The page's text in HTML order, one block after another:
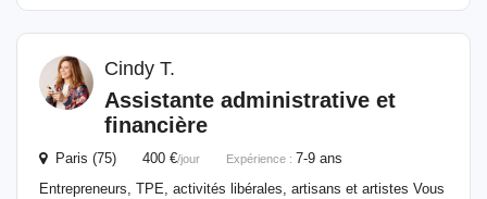
Cindy T.
Assistante administrative et
financière
Paris (75) 400 €/jour Expérience : 7-9 ans
Entrepreneurs, TPE, activités libérales, artisans et artistes Vous